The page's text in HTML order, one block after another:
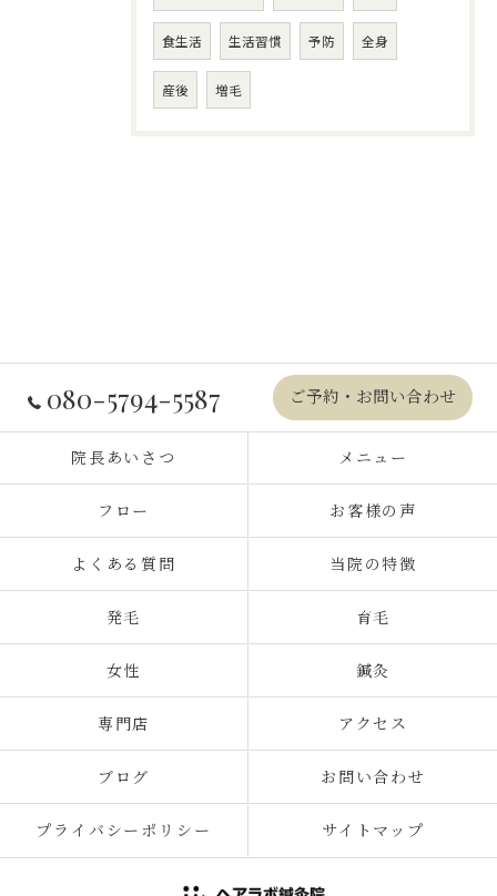
食生活 生活習慣 予防 全身
産後 増毛
080-5794-5587 ご予約・お問い合わせ
院長あいさつ メニュー
フロー お客様の声
よくある質問 当院の特徴
発毛 育毛
女性 鍼灸
専門店 アクセス
ブログ お問い合わせ
プライバシーポリシー サイトマップ